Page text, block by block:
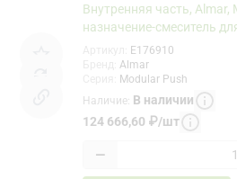
Внутренняя часть, Almar,
назначение-смеситель
E176910
Almar
Modular Push
Наличие: В наличии
124 666,60 ₽/шт
−